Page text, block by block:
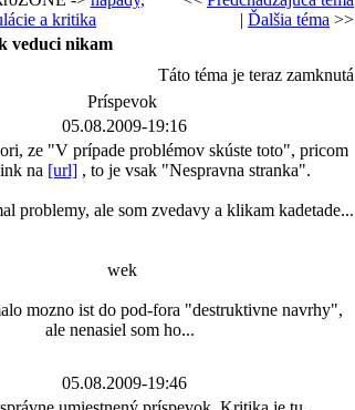
a kritika
| Ďalšia téma >>
veduci nikam
Táto téma je teraz zamknutá
Príspevok
05.08.2009-19:16
ze "V prípade problémov skúste toto", pricom
na [url] , to je vsak "Nespravna stranka".
problemy, ale som zvedavy a klikam kadetade...
wek
mozno ist do pod-fora "destruktivne navrhy",
ale nenasiel som ho...
05.08.2009-19:46